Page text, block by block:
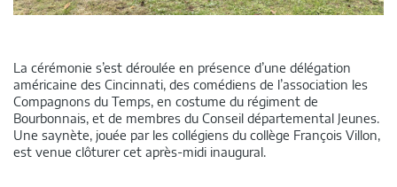
La cérémonie s’est déroulée en présence d’une délégation
américaine des Cincinnati, des comédiens de l’association les
Compagnons du Temps, en costume du régiment de
Bourbonnais, et de membres du Conseil départemental Jeunes.
Une saynète, jouée par les collégiens du collège François Villon,
est venue clôturer cet après-midi inaugural.